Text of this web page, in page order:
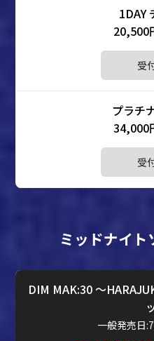
20,500
受
34,000
受
ミッドナイト
DIM MAK:30 ～
一般発売日